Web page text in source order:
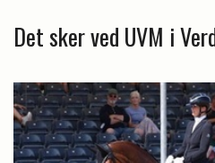
Det sker ved UVM i